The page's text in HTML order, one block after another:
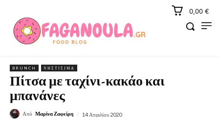
0,00 €
BRUNCH ΝΗΣΤΊΣΙΜΑ
Πίτσα με ταχίνι-κακάο και
μπανάνες
Από Μαρίνα Ζαφείρη 14 Απριλίου 2020